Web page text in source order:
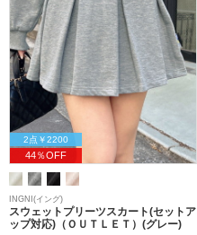
2点￥2200
44％OFF
INGNI(イング)
スウェットプリーツスカート(セットア
ップ対応)（ＯＵＴＬＥＴ）(グレー)